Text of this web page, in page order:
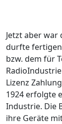
Jetzt aber war
durfte
bzw. dem für
Lizenz
1924 erfolgte
Industrie. Die
ihre Geräte